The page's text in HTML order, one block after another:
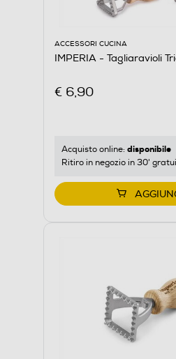
ACCESSORI CUCINA
IMPERIA - Tagliaravioli
€ 6,90
Acquisto online: disponibile
Ritiro in negozio in 30'